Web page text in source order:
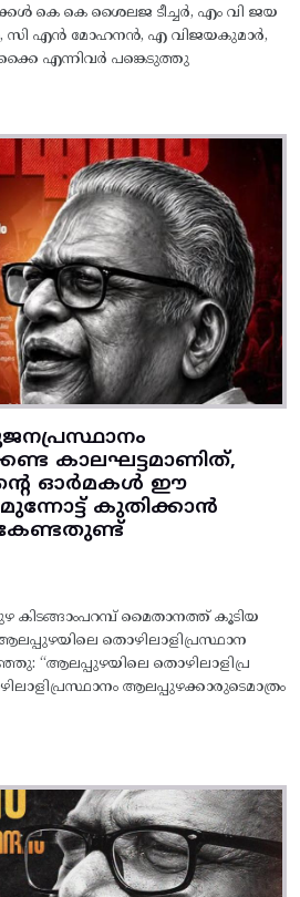
കെ കെ ശൈലജ ടീച്ചർ, എം വി ജയ
സി എൻ മോഹനൻ, എ വിജയകുമാർ,
എന്നിവർ പങ്കെടുത്തു
കാലഘട്ടമാണിത്,
ഓർമകൾ ഈ
കുതിക്കാൻ
കിടങ്ങാംപറമ്പ്‌ മൈതാനത്ത്‌ കൂടിയ
തൊഴിലാളിപ്രസ്ഥാന
“ആലപ്പുഴയിലെ തൊഴിലാളിപ്ര
ആലപ്പുഴക്കാരുടെമാത്രം